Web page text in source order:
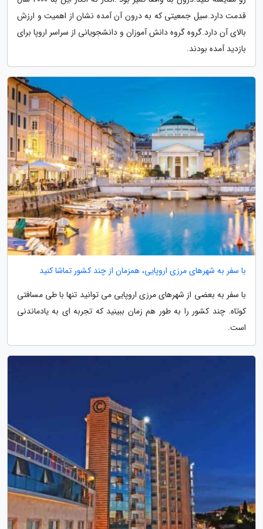
قدمت دارد.سیل جمعیتی که به درون آن آمده نشان از اهمیت و ارزش
بالای آن دارد.گروه گروه دانش آموزان و دانشجویانی از سراسر اروپا برای
بازدید آمده بودند.
با سفر به شهرهای مرزی اروپایی، همزمان از چند کشور تماشا کنید
با سفر به بعضی از شهرهای مرزی اروپایی می توانید تنها با طی مسافتی
کوتاه. چند کشور را به طور هم زمان ببینید که تجربه ای به یادماندنی
است.